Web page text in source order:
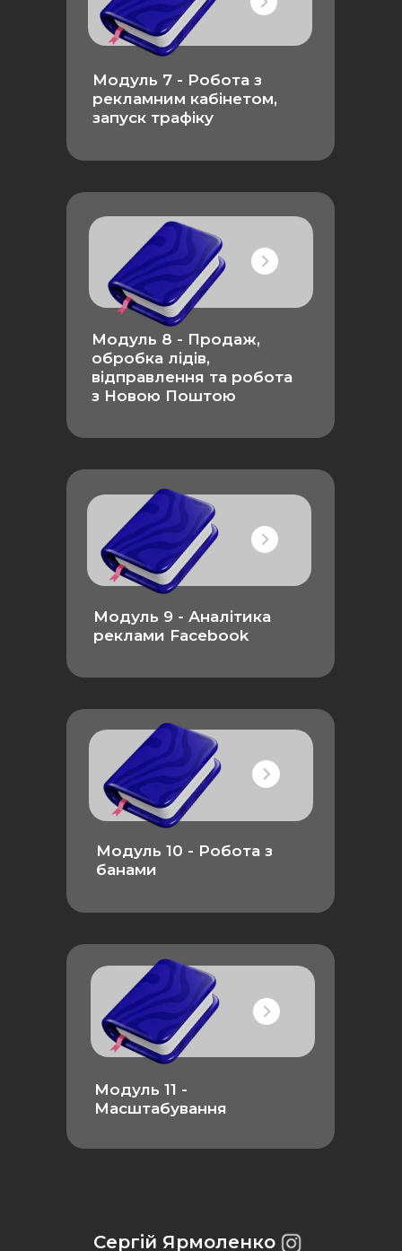
Модуль 7 - Робота з
рекламним кабінетом,
запуск трафіку
Модуль 8 - Продаж,
обробка лідів,
відправлення та робота
з Новою Поштою
Модуль 9 - Аналітика
реклами Facebook
Модуль 10 - Робота з
банами
Модуль 11 -
Масштабування
Сергій Ярмоленко